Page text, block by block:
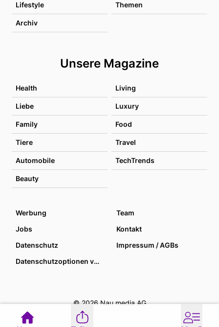
Lifestyle Themen
Archiv
Unsere Magazine
Health Living
Liebe Luxury
Family Food
Tiere Travel
Automobile TechTrends
Beauty
Werbung
Team
Jobs
Kontakt
Datenschutz
Impressum / AGBs
Datenschutzoptionen verwalten
© 2026 Nau media AG